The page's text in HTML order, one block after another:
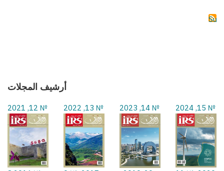
أرشيف المجلات
№ 15, 2024
№ 14, 2023
№ 13, 2022
№ 12, 2021